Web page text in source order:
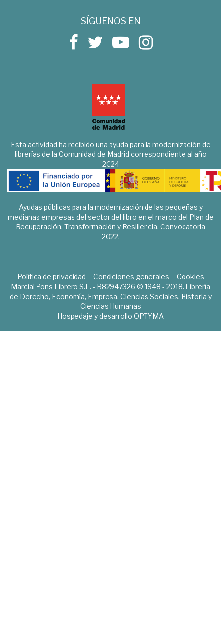
SÍGUENOS EN
Esta actividad ha recibido una ayuda para la modernización de
librerías de la Comunidad de Madrid correspondiente al año
2024
Ayudas públicas para la modernización de las pequeñas y
medianas empresas del sector del libro en el marco del Plan de
Recuperación, Transformación y Resiliencia. Convocatoria
2022.
Política de privacidad Condiciones generales
Cookies
Marcial Pons Librero S.L. - B82947326 © 1948 - 2018. Librería
de Derecho, Economía, Empresa, Ciencias Sociales, Historia y
Ciencias Humanas
Hospedaje y desarrollo OPTYMA